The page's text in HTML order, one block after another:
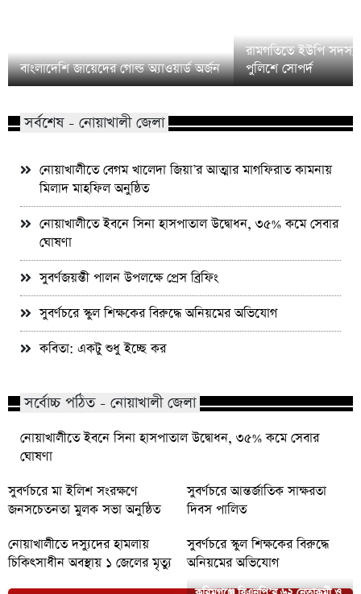
বাংলাদেশি জায়েদের গোল্ড অ্যাওয়ার্ড অর্জন
রামগতিতে ইউপি
পুলিশে সোপর্দ
সর্বশেষ - নোয়াখালী জেলা
নোয়াখালীতে বেগম খালেদা জিয়া’র আত্মার মাগফিরাত কামনায়
মিলাদ মাহফিল অনুষ্ঠিত
নোয়াখালীতে ইবনে সিনা হাসপাতাল উদ্বোধন, ৩৫% কমে সেবার
ঘোষণা
সুবর্ণজয়ন্তী পালন উপলক্ষে প্রেস ব্রিফিং
সুবর্ণচরে স্কুল শিক্ষকের বিরুদ্ধে অনিয়মের অভিযোগ
কবিতা: একটু শুধু ইচ্ছে কর
সর্বোচ্চ পঠিত - নোয়াখালী জেলা
নোয়াখালীতে ইবনে সিনা হাসপাতাল উদ্বোধন, ৩৫% কমে সেবার
ঘোষণা
সুবর্ণচরে মা ইলিশ সংরক্ষণে
জনসচেতনতা মুলক সভা অনুষ্ঠিত
সুবর্ণচরে আন্তর্জাতিক সাক্ষরতা
দিবস পালিত
নোয়াখালীতে দস্যুদের হামলায়
চিকিৎসাধীন অবস্থায় ১ জেলের মৃত্যু
সুবর্ণচরে স্কুল শিক্ষকের বিরুদ্ধে
অনিয়মের অভিযোগ